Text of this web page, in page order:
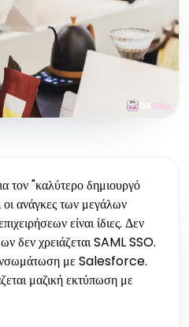
τον "καλύτερο δημιουργό
ανάγκες των μεγάλων
είναι ίδιες. Δεν
δεν χρειάζεται SAML SSO.
με Salesforce.
μαζική εκτύπωση με